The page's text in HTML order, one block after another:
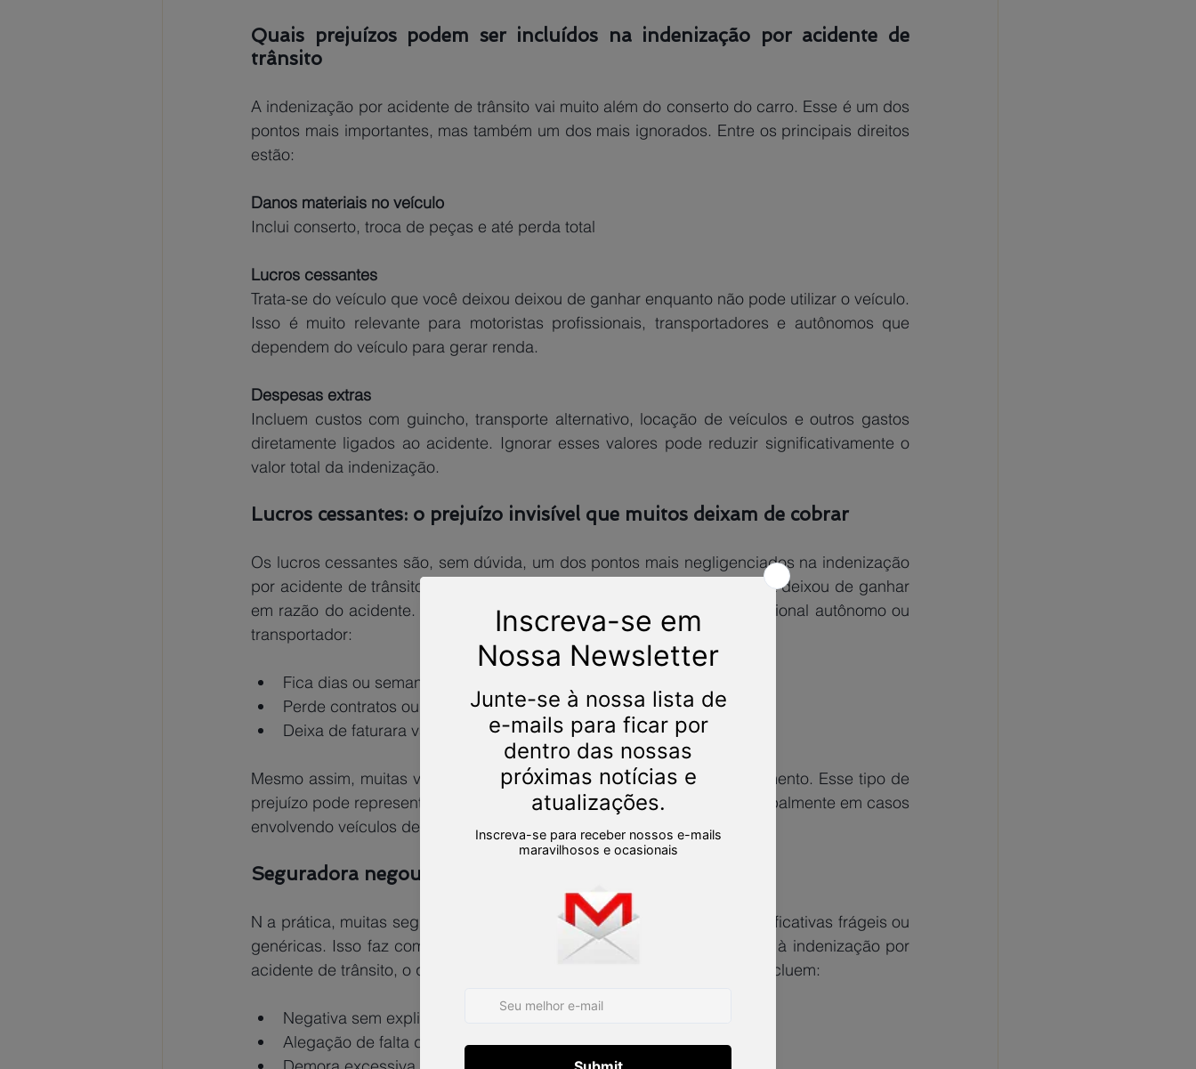
Quais prejuízos podem ser incluídos na indenização por acidente de
trânsito
A indenização por acidente de trânsito vai muito além do conserto do carro. Esse é um dos
pontos mais importantes, mas também um dos mais ignorados. Entre os principais direitos
estão:
Danos materiais no veículo
Inclui conserto, troca de peças e até perda total
Lucros cessantes
Trata-se do veículo que você deixou deixou de ganhar enquanto não pode utilizar o veículo.
Isso é muito relevante para motoristas profissionais, transportadores e autônomos que
dependem do veículo para gerar renda.
Despesas extras
Incluem custos com guincho, transporte alternativo, locação de veículos e outros gastos
diretamente ligados ao acidente. Ignorar esses valores pode reduzir significativamente o
valor total da indenização.
Lucros cessantes: o prejuízo invisível que muitos deixam de cobrar
Os lucros cessantes são, sem dúvida, um dos pontos mais negligenciados na indenização
por acidente de trânsito. Na prática, trata-se de tudo aquilo que a vítima deixou de ganhar
em razão do acidente. O que acontece com frequência é que o profissional autônomo ou
transportador:
Fica dias ou semanas sem trabalhar
Perde contratos ou entregas
Deixa de faturara valores importantes
Mesmo assim, muitas vezes não se busca esse direito por desconhecimento. Esse tipo de
prejuízo pode representar uma parte significativa da indenização, principalmente em casos
envolvendo veículos de trabalho.
Seguradora negou pagamento: o que fazer nesse caso
N a prática, muitas seguradoras negam o pagamento com base em justificativas frágeis ou
genéricas. Isso faz com que a vítima acredite que não tem mais direito à indenização por
acidente de trânsito, o que nem sempre é verdade. Situações comuns incluem:
Negativa sem explicação clara
Alegação de falta de cobertura